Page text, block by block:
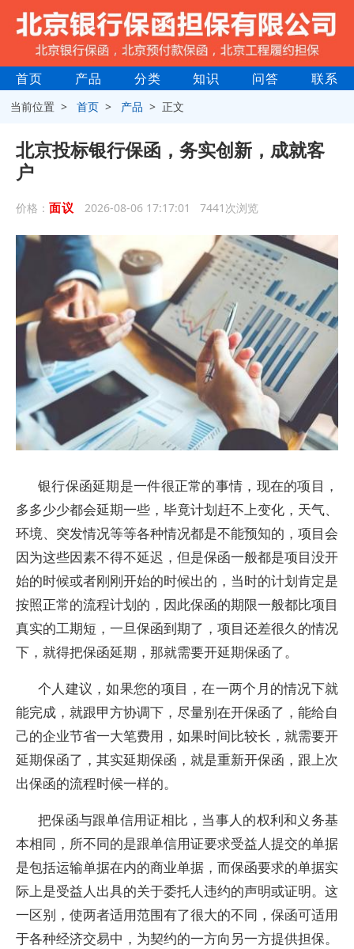
首页 产品 分类 知识 问答 联系
当前位置 >首页 > 产品 > 正文
北京投标银行保函，务实创新，成就客
户
价格： 面议 2026-08-06 17:17:01 7441次浏览
银行保函延期是一件很正常的事情，现在的项目，
多多少少都会延期一些，毕竟计划赶不上变化，天气、
环境、突发情况等等各种情况都是不能预知的，项目会
因为这些因素不得不延迟，但是保函一般都是项目没开
始的时候或者刚刚开始的时候出的，当时的计划肯定是
按照正常的流程计划的，因此保函的期限一般都比项目
真实的工期短，一旦保函到期了，项目还差很久的情况
下，就得把保函延期，那就需要开延期保函了。
个人建议，如果您的项目，在一两个月的情况下就
能完成，就跟甲方协调下，尽量别在开保函了，能给自
己的企业节省一大笔费用，如果时间比较长，就需要开
延期保函了，其实延期保函，就是重新开保函，跟上次
出保函的流程时候一样的。
把保函与跟单信用证相比，当事人的权利和义务基
本相同，所不同的是跟单信用证要求受益人提交的单据
是包括运输单据在内的商业单据，而保函要求的单据实
际上是受益人出具的关于委托人违约的声明或证明。这
一区别，使两者适用范围有了很大的不同，保函可适用
于各种经济交易中，为契约的一方向另一方提供担保。